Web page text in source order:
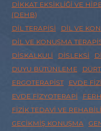
DIKKAT EKSIKLIĞI VE
(DEHB)
DIL TERAPISI
DIL VE
DIL VE KONUŞMA
DISKALKULI
DISLEKSI
DUYU BÜTÜNLEME
ERGOTERAPIST
EVDE
EVDE FIZYOTERAPI
FIZIK TEDAVI VE
GECIKMIŞ KONUŞMA